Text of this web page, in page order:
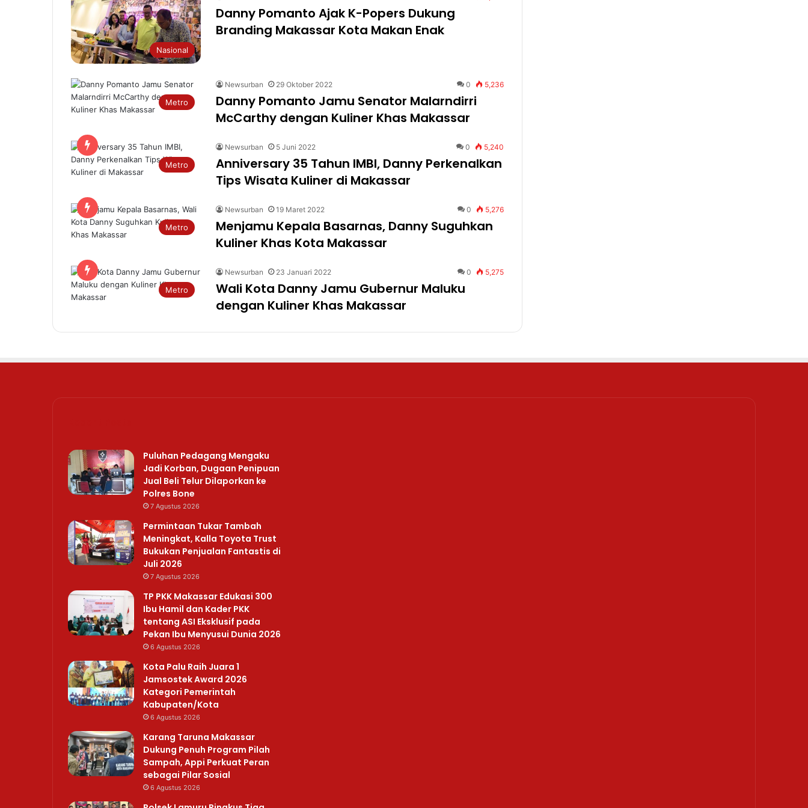
Nasional
Danny Pomanto Ajak K-Popers Dukung
Branding Makassar Kota Makan Enak
Metro
Newsurban 29 Oktober 2022 0 5,236
Danny Pomanto Jamu Senator Malarndirri
McCarthy dengan Kuliner Khas Makassar
Metro
Newsurban 5 Juni 2022 0 5,240
Anniversary 35 Tahun IMBI, Danny Perkenalkan
Tips Wisata Kuliner di Makassar
Metro
Newsurban 19 Maret 2022 0 5,276
Menjamu Kepala Basarnas, Danny Suguhkan
Kuliner Khas Kota Makassar
Metro
Newsurban 23 Januari 2022 0 5,275
Wali Kota Danny Jamu Gubernur Maluku
dengan Kuliner Khas Makassar
Puluhan Pedagang Mengaku
Jadi Korban, Dugaan Penipuan
Jual Beli Telur Dilaporkan ke
Polres Bone
7 Agustus 2026
Permintaan Tukar Tambah
Meningkat, Kalla Toyota Trust
Bukukan Penjualan Fantastis di
Juli 2026
7 Agustus 2026
TP PKK Makassar Edukasi 300
Ibu Hamil dan Kader PKK
tentang ASI Eksklusif pada
Pekan Ibu Menyusui Dunia 2026
6 Agustus 2026
Kota Palu Raih Juara 1
Jamsostek Award 2026
Kategori Pemerintah
Kabupaten/Kota
6 Agustus 2026
Karang Taruna Makassar
Dukung Penuh Program Pilah
Sampah, Appi Perkuat Peran
sebagai Pilar Sosial
6 Agustus 2026